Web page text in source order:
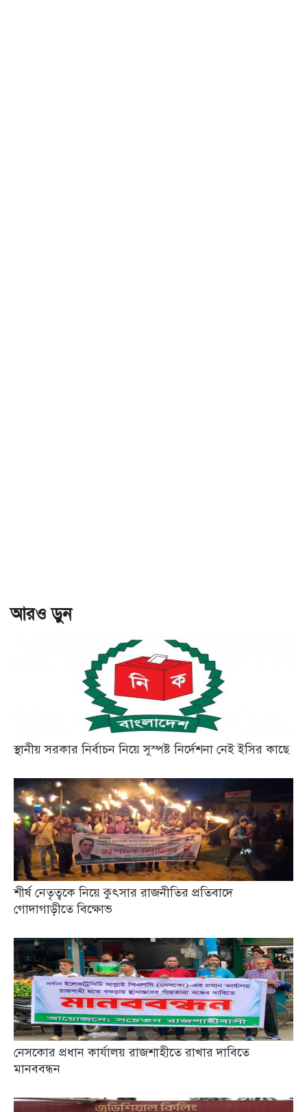
আরও ড়ুন
স্থানীয় সরকার নির্বাচন নিয়ে সুস্পষ্ট নির্দেশনা নেই ইসির কাছে
শীর্ষ নেতৃত্বকে নিয়ে কুৎসার রাজনীতির প্রতিবাদে
গোদাগাড়ীতে বিক্ষোভ
নেসকোর প্রধান কার্যালয় রাজশাহীতে রাখার দাবিতে
মানববন্ধন